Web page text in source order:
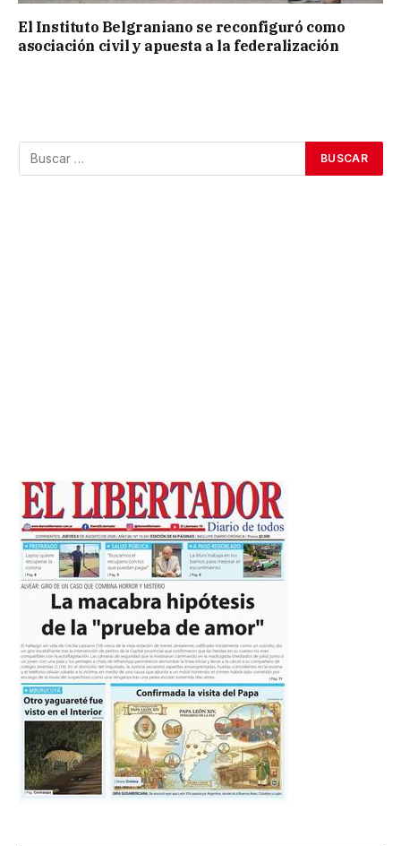
El Instituto Belgraniano se reconfiguró como
asociación civil y apuesta a la federalización